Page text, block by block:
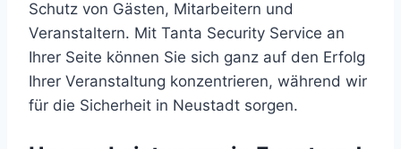
Schutz von Gästen, Mitarbeitern und
Veranstaltern. Mit Tanta Security Service an
Ihrer Seite können Sie sich ganz auf den Erfolg
Ihrer Veranstaltung konzentrieren, während wir
für die Sicherheit in Neustadt sorgen.